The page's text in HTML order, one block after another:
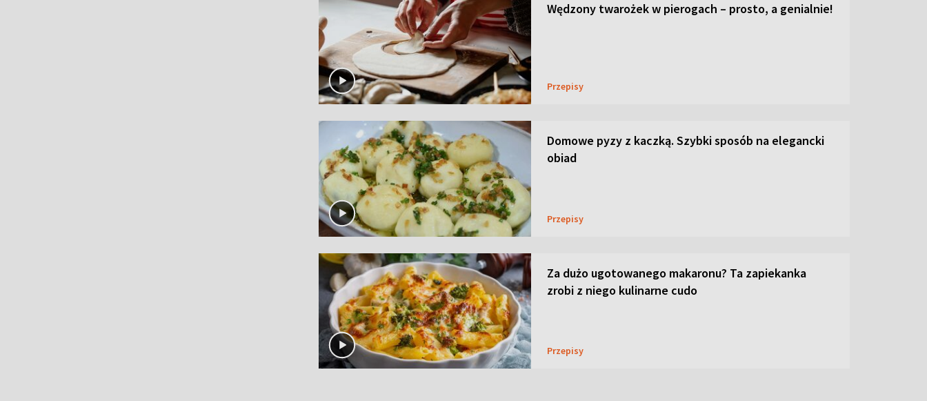
Wędzony twarożek w pierogach – prosto, a genialnie!
Przepisy
Domowe pyzy z kaczką. Szybki sposób na elegancki
obiad
Przepisy
Za dużo ugotowanego makaronu? Ta zapiekanka
zrobi z niego kulinarne cudo
Przepisy